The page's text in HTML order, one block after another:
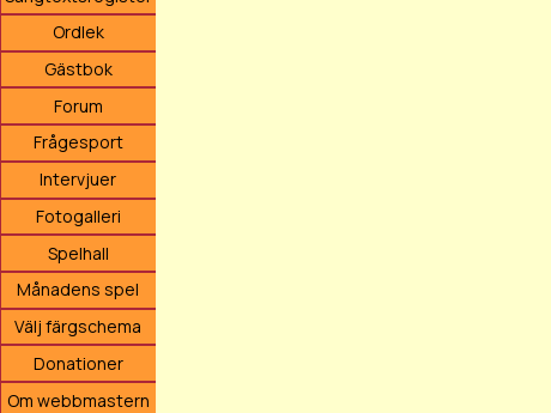
Ordlek
Gästbok
Forum
Frågesport
Intervjuer
Fotogalleri
Spelhall
Månadens spel
Välj färgschema
Donationer
Om webbmastern